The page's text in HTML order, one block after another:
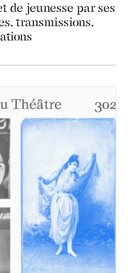
de jeunesse par ses
transmissions,